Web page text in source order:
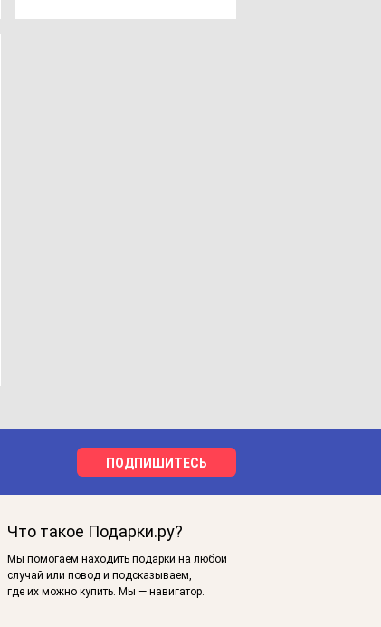
ПОДПИШИТЕСЬ
Что такое Подарки.ру?
Мы помогаем находить подарки на любой
случай или повод и подсказываем,
где их можно купить. Мы — навигатор.